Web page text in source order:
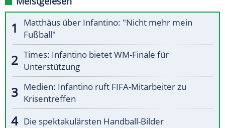
Matthäus über Infantino: "Nicht mehr mein
Fußball"
Times: Infantino bietet WM-Finale für
Unterstützung
Medien: Infantino ruft FIFA-Mitarbeiter zu
Krisentreffen
Die spektakulärsten Handball-Bilder